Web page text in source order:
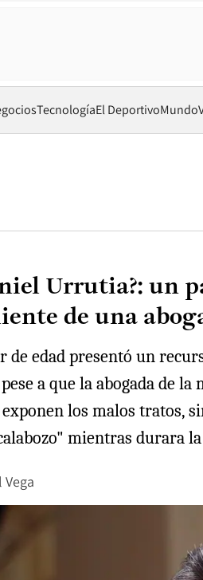
TecnologíaEl DeportivoMundo
Urrutia?: un
de una
de edad presentó un
a que la abogada de
exponen los malos
mientras durara
Vega